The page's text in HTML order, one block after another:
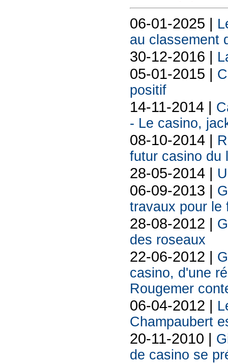
06-01-2025 |
au classement
30-12-2016 |
05-01-2015 |
positif
14-11-2014 |
- Le casino,
08-10-2014 |
futur casino du
28-05-2014 |
06-09-2013 |
travaux pour le
28-08-2012 |
des roseaux
22-06-2012 |
casino, d'une
Rougemer
06-04-2012 |
Champaubert
20-11-2010 |
de casino se